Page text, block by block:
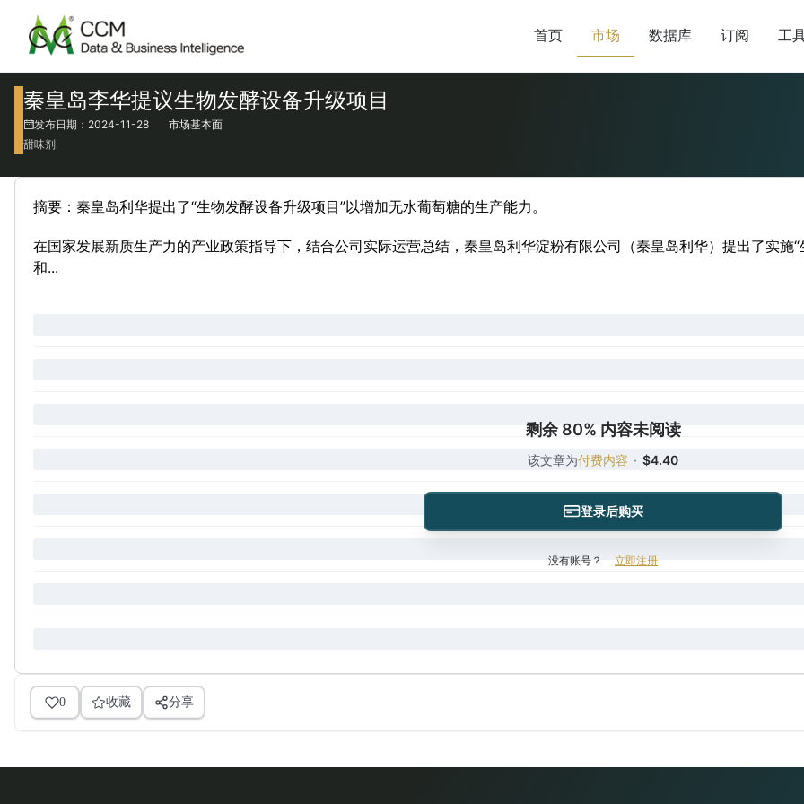
首页 市场 数据库 订阅 工
秦皇岛李华提议生物发酵设备升级项目
发布日期：2024-11-28
市场基本面
甜味剂
摘要：秦皇岛利华提出了“生物发酵设备升级项目”以增加无水葡萄糖的生产能力。
在国家发展新质生产力的产业政策指导下，结合公司实际运营总结，秦皇岛利华淀粉有限公司（秦皇岛利华）提出了实施
和...
剩余 80% 内容未阅读
该文章为付费内容 · $4.40
登录后购买
没有账号？ 立即注册
0 收藏 分享